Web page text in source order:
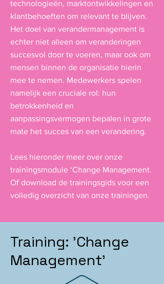
technologieën, marktontwikkelingen en
klantbehoeften om relevant te blijven.
Het doel van verandermanagement is
echter niet alleen om veranderingen
succesvol door te voeren, maar ook om
mensen binnen de organisatie hierin
mee te nemen. Medewerkers spelen
namelijk een cruciale rol: hun
betrokkenheid en
aanpassingsvermogen bepalen in grote
mate het succes van een verandering.
Lees hieronder meer over onze
trainingsmodule ‘Change Management. ​
Of download de trainingsgids voor een
volledig overzicht van onze trainingen.
Training: 'Change
Management'